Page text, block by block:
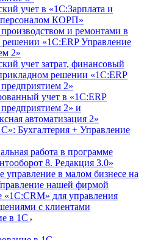
учет в «1C:Зарплата и
персоналом КОРП»
и ремонтами в
«1С:ERP Управление
2»
учет затрат, финансовый
прикладном решении «1С:ERP
2»
учет в «1С:ERP
2» и
автоматизация 2»
Бухгалтерия + Управление
работа в программе
8. Редакция 3.0»
управление в малом бизнесе на
нашей фирмой
для управления
с клиентами
в 1С